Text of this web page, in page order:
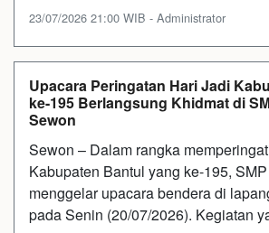
23/07/2026 21:00 WIB - Administrator
Upacara Peringatan Hari Jadi
ke-195 Berlangsung Khidmat di
Sewon
Sewon – Dalam rangka
Kabupaten Bantul yang ke-195,
menggelar upacara bendera di
pada Senin (20/07/2026). Kegiatan